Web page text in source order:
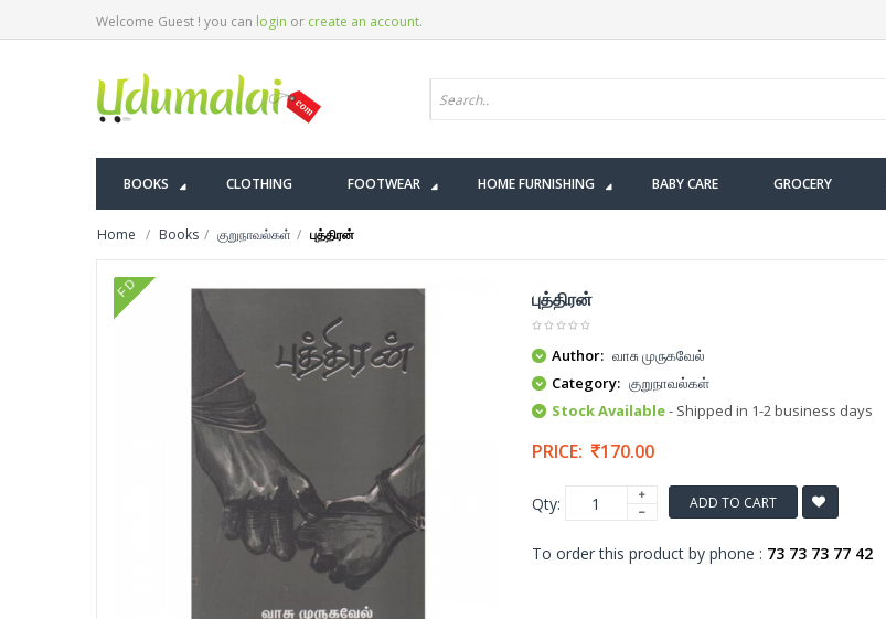
Welcome Guest ! you can login or create an account.
BOOKS CLOTHING FOOTWEAR HOME FURNISHING BABY CARE GROCERY
Home Books குறுநாவல்கள் புத்திரன்
FD புத்திரன்
Author: வாசு முருகவேல்
Category: குறுநாவல்கள்
Stock Available- Shipped in 1-2 business days
PRICE: 170.00
Qty: ADD TO CART
To order this product by phone : 73 73 73 77 42